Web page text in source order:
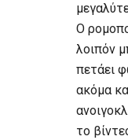
Ο
λοιπόν
πετάει
ακόμα
το